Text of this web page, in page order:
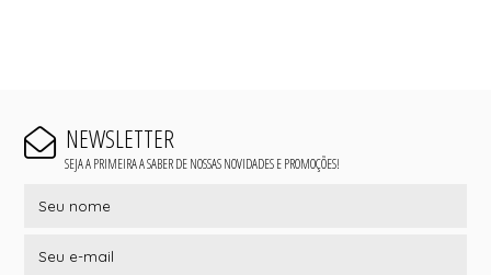
NEWSLETTER
SEJA A PRIMEIRA A SABER DE NOSSAS NOVIDADES E PROMOÇÕES!